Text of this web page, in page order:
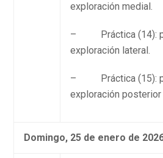
exploración medial.
– Práctica (14):
exploración lateral.
– Práctica (15):
exploración posterior
Domingo, 25 de enero de